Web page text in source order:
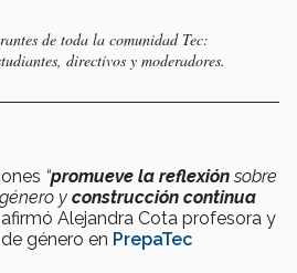
de toda la comunidad Tec:
directivos y moderadores.
“promueve la reflexiónsobre
y construcción continua
afirmó Alejandra Cota profesora y
género en PrepaTec